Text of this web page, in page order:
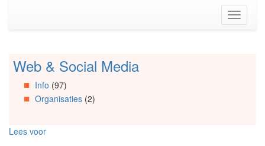
(Accesskey
Toggle
Spring
Artikels
Spring
Spring
Web & Social Media
Info (97)
Organisaties(2)
Lees voor